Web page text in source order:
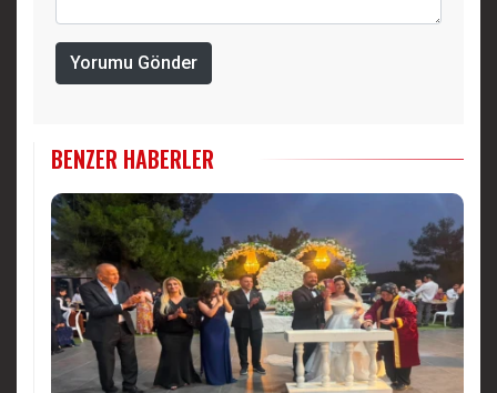
Yorumu Gönder
BENZER HABERLER